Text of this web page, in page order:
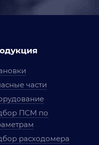
части
ПСМ по
расходомера